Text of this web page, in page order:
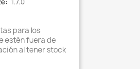
para los
estén fuera de
al tener stock